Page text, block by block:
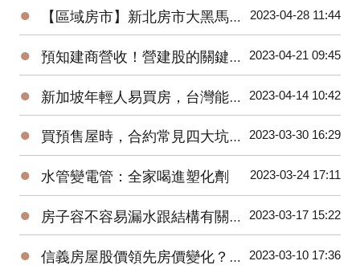
● 【區域房市】新北房市大黑馬！土城區房價上漲的三大原因？ 2023-04-28 11:44
● 預知建商營收！營建股的關鍵指標與操作秘訣 2023-04-21 09:45
● 新加坡年輕人易買房，台灣能借鏡？房市回溫？住商徐佳馨獨家分析 2023-04-14 10:42
● 買預售屋時，合約常見四大坑！你踩到了幾坑？ 2023-03-30 16:29
● 水管變電管：全家喝進塑化劑 2023-03-24 17:11
● 房子容不容易漏水跟結構有關係？戴雲發教你怎麼看！ 2023-03-17 15:22
● 信義房屋股價領先房價變化？準確率超高！ 2023-03-10 17:36